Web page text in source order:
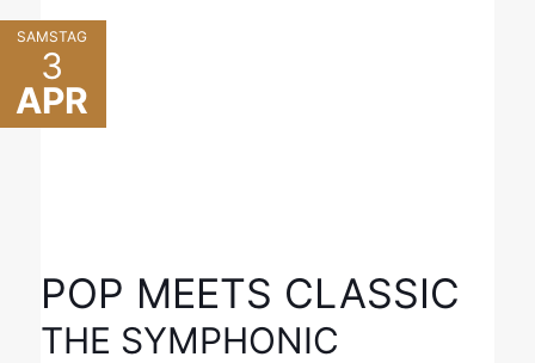
SAMSTAG
3
APR
POP MEETS CLASSIC
THE SYMPHONIC